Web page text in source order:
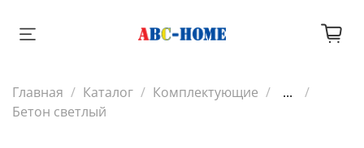
Главная Каталог Комплектующие
...
Бетон светлый